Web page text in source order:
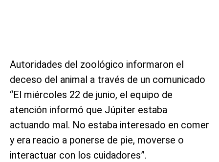
Autoridades del zoológico informaron el
deceso del animal a través de un comunicado
“El miércoles 22 de junio, el equipo de
atención informó que Júpiter estaba
actuando mal. No estaba interesado en comer
y era reacio a ponerse de pie, moverse o
interactuar con los cuidadores”.